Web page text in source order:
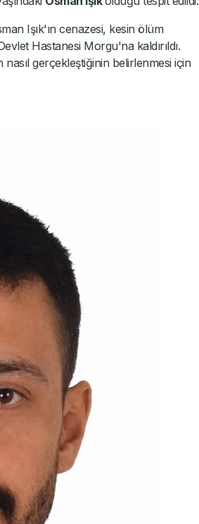
Işık'ın cenazesi, kesin ölüm
Hastanesi Morgu'na kaldırıldı.
gerçekleştiğinin belirlenmesi için